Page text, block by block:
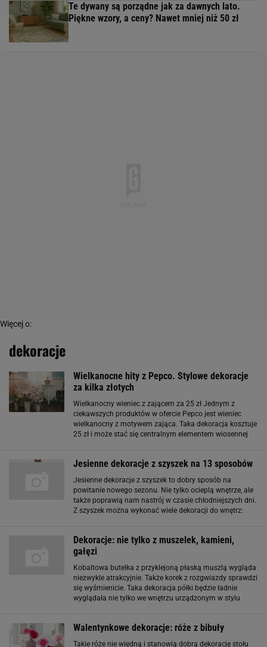
Te dywany są porządne jak za dawnych lato.
Piękne wzory, a ceny? Nawet mniej niż 50 zł
Więcej o:
dekoracje
Wielkanocne hity z Pepco. Stylowe dekoracje
za kilka złotych
Wielkanocny wieniec z zającem za 25 zł Jednym z
ciekawszych produktów w ofercie Pepco jest wieniec
wielkanocny z motywem zająca. Taka dekoracja kosztuje
25 zł i może stać się centralnym elementem wiosennej
Jesienne dekoracje z szyszek na 13 sposobów
Jesienne dekoracje z szyszek to dobry sposób na
powitanie nowego sezonu. Nie tylko ocieplą wnętrze, ale
także poprawią nam nastrój w czasie chłodniejszych dni.
Z szyszek można wykonać wiele dekoracji do wnętrz:
Dekoracje: nie tylko z muszelek, kamieni,
gałęzi
Kobaltowa butelka z przyklejoną płaską muszlą wygląda
niezwykle atrakcyjnie. Także korek z rozgwiazdy sprawdzi
się wyśmienicie. Taka dekoracja półki będzie ładnie
wyglądała nie tylko we wnętrzu urządzonym w stylu
Walentynkowe dekoracje: róże z bibuły
Takie róże nie więdną i stanowią dobrą dekorację stołu